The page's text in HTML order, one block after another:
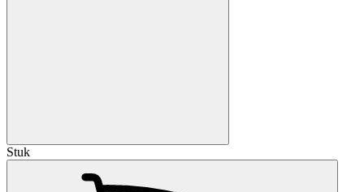
Stuk